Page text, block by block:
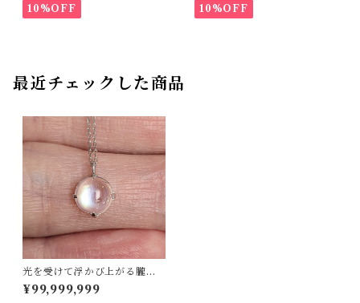
10%OFF 10%OFF
最近チェックした商品
光を受けて浮かび上がる朧月
☆K18WGムーンストーンネッ
クレス 45cm
¥99,999,999